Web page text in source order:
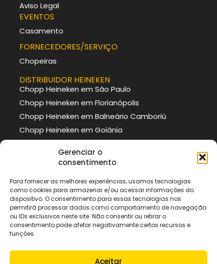
Gerenciar o
consentimento
Para fornecer as melhores experiências, usamos tecnologias
como cookies para armazenar e/ou acessar informações do
dispositivo. O consentimento para essas tecnologias nos
permitirá processar dados como comportamento de navegação
ou IDs exclusivos neste site. Não consentir ou retirar o
consentimento pode afetar negativamente certos recursos e
funções.
Aceitar
Aviso Legal
EVENTOS
Casamento
FORNECEDORES/SERVIÇO
Chopeiras
DISTRIBUIDOR HEINEKEN
Chopp Heineken em São Paulo
Chopp Heineken em Florianópolis
Chopp Heineken em Balneário Camboriú
Chopp Heineken em Goiânia
DISTRIBUIDOR BRAHMA
Chopp Brahma em Curitiba
Chopp Brahma em Itajaí
Chopp Brahma em São Paulo
DISTRIBUIDOR
Chopp Brasser em São Paulo
Chopp Germânia em São Paulo